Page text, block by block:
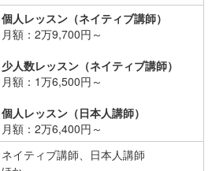
個人レッスン（ネイティブ講師）
月額：2万9,700円～
少人数レッスン（ネイティブ講師）
月額：1万6,500円～
個人レッスン（日本人講師）
月額：2万6,400円～
ネイティブ講師、日本人講師